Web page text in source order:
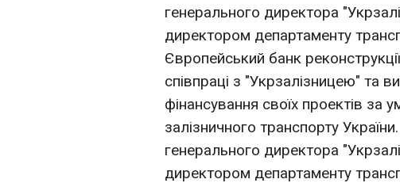
генерального директора
директором департаменту
Європейський банк
співпраці з "Укрзалізницею" та
фінансування своїх проектів за
залізничного транспорту
генерального директора
директором департаменту